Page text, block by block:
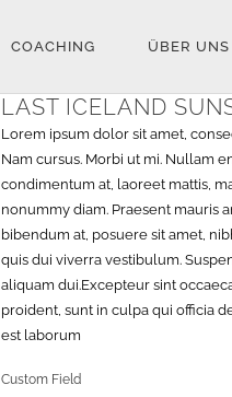
COACHING ÜBER UNS
LAST ICELAND
Lorem ipsum dolor sit amet,
Nam cursus. Morbi ut mi. Nullam
condimentum at, laoreet mattis,
nonummy diam. Praesent mauris
bibendum at, posuere sit amet,
quis dui viverra vestibulum.
aliquam dui.Excepteur sint
proident, sunt in culpa qui officia
est laborum
Custom Field